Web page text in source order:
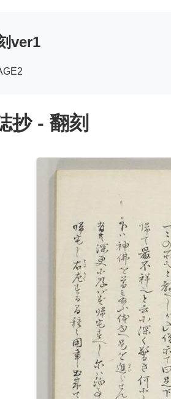
ver1
抄 - 翻刻